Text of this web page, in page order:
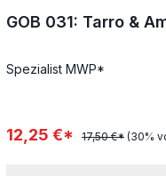
GOB 031: Tarro &
Spezialist MWP*
12,25 €* 17,50 €* (30%